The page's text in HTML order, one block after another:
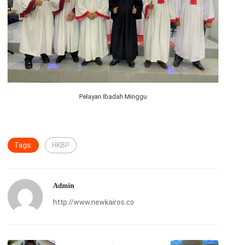
Pelayan Ibadah Minggu
Tags: HKBP
Admin
http://www.newkairos.co